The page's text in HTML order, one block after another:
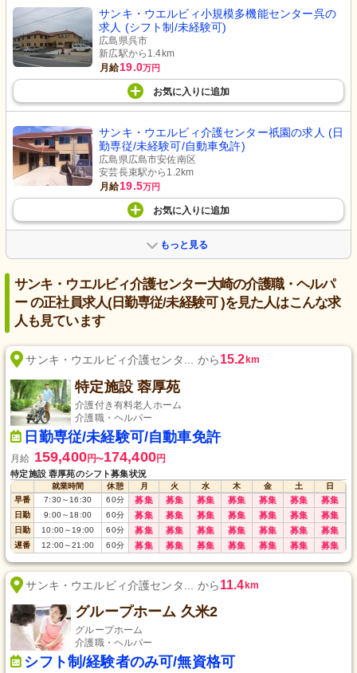
サンキ・ウエルビィ小規模多機能センター呉の
求人 (シフト制/未経験可)
広島県呉市
新広駅から1.4km
月給19.0万円
お気に入り に追加
サンキ・ウエルビィ介護センター祇園の求人 (日
勤専従/未経験可/自動車免許)
広島県広島市安佐南区
安芸長束駅から1.2km
月給19.5万円
お気に入り に追加
もっと見る
サンキ・ウエルビィ介護センター大崎の介護職・ヘルパ
ー の正社員求人(日勤専従/未経験可 )を見た人はこんな求
人も見ています
サンキ・ウエルビィ介護センタ... から15.2km
特定施設 蓉厚苑
介護付き有料老人ホーム
介護職・ヘルパー
日勤専従/未経験可/自動車免許
月給 159,400円〜174,400円
特定施設 蓉厚苑のシフト募集状況
就業時間 休憩 月 火 水 木 金 土
日
早番
7:30～16:30 60分 募集 募集 募集 募集 募集 募集 募集
日勤 9:00～18:00 60分 募集 募集 募集 募集 募集 募集 募集
日勤 10:00～19:00 60分 募集 募集 募集 募集 募集 募集 募集
遅番 12:00～21:00 60分 募集 募集 募集 募集 募集 募集 募集
サンキ・ウエルビィ介護センタ... から11.4km
グループホーム 久米2
グループホーム
介護職・ヘルパー
シフト制/経験者のみ可/無資格可